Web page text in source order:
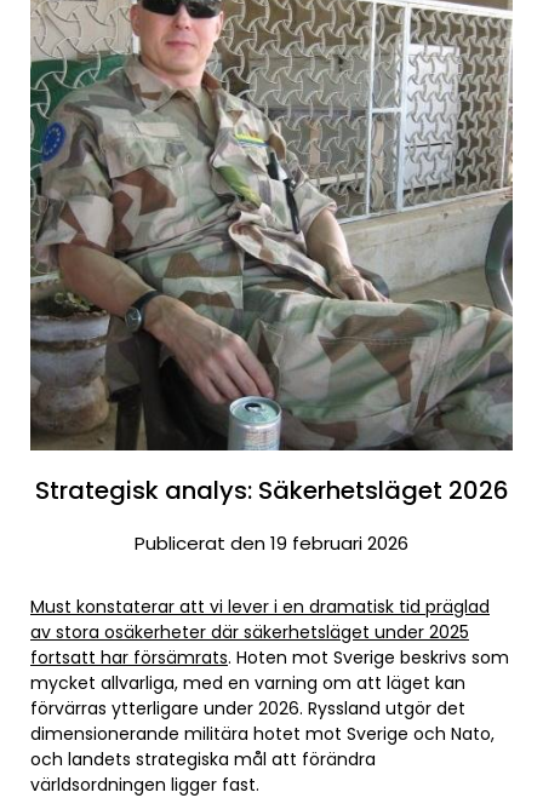
Strategisk analys: Säkerhetsläget 2026
Publicerat den 19 februari 2026
Must konstaterar att vi lever i en dramatisk tid präglad
av stora osäkerheter där säkerhetsläget under 2025
fortsatt har försämrats. Hoten mot Sverige beskrivs som
mycket allvarliga, med en varning om att läget kan
förvärras ytterligare under 2026. Ryssland utgör det
dimensionerande militära hotet mot Sverige och Nato,
och landets strategiska mål att förändra
världsordningen ligger fast.